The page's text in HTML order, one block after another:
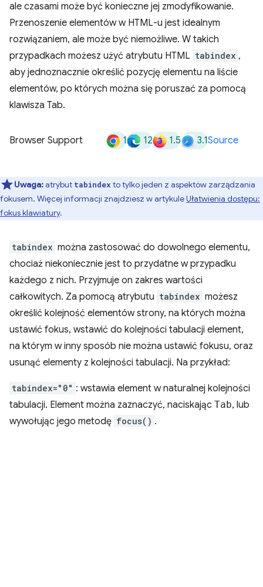
ale czasami może być konieczne jej zmodyfikowanie.
Przenoszenie elementów w HTML-u jest idealnym
rozwiązaniem, ale może być niemożliwe. W takich
przypadkach możesz użyć atrybutu HTML tabindex ,
aby jednoznacznie określić pozycję elementu na liście
elementów, po których można się poruszać za pomocą
klawisza Tab.
Browser Support 1 12 1.5 3.1Source
Uwaga:atrybut tabindex to tylko jeden z aspektów zarządzania
fokusem. Więcej informacji znajdziesz w artykuleUłatwienia dostępu:
fokus klawiatury.
tabindex można zastosować do dowolnego elementu,
chociaż niekoniecznie jest to przydatne w przypadku
każdego z nich. Przyjmuje on zakres wartości
całkowitych. Za pomocą atrybutu tabindex możesz
określić kolejność elementów strony, na których można
ustawić fokus, wstawić do kolejności tabulacji element,
na którym w inny sposób nie można ustawić fokusu, oraz
usunąć elementy z kolejności tabulacji. Na przykład:
tabindex="0" : wstawia element w naturalnej kolejności
tabulacji. Element można zaznaczyć, naciskając Tab, lub
wywołując jego metodę focus() .